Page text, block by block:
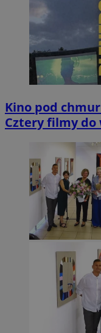
Kino pod
Cztery filmy do